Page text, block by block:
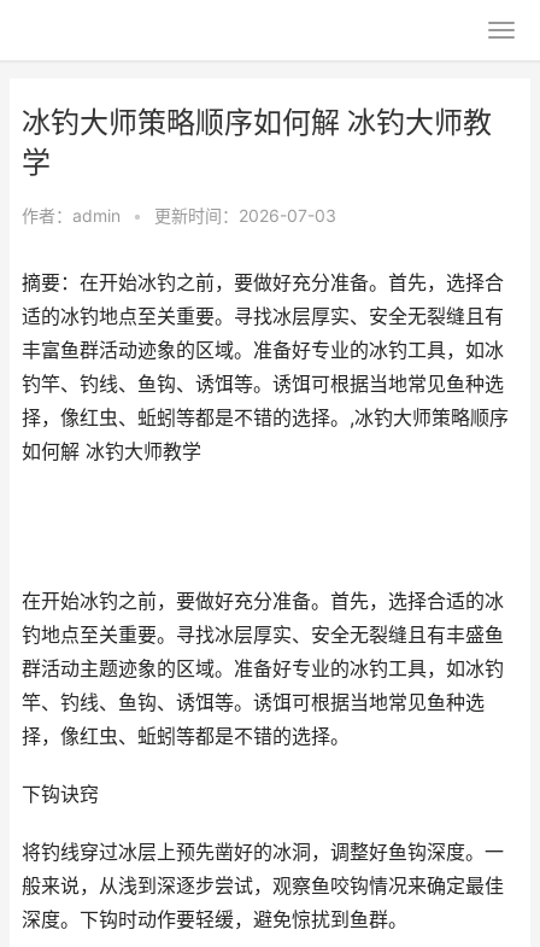
冰钓大师策略顺序如何解 冰钓大师教
学
作者： admin • 更新时间：2026-07-03
摘要：在开始冰钓之前，要做好充分准备。首先，选择合
适的冰钓地点至关重要。寻找冰层厚实、安全无裂缝且有
丰富鱼群活动迹象的区域。准备好专业的冰钓工具，如冰
钓竿、钓线、鱼钩、诱饵等。诱饵可根据当地常见鱼种选
择，像红虫、蚯蚓等都是不错的选择。,冰钓大师策略顺序
如何解 冰钓大师教学
在开始冰钓之前，要做好充分准备。首先，选择合适的冰
钓地点至关重要。寻找冰层厚实、安全无裂缝且有丰盛鱼
群活动主题迹象的区域。准备好专业的冰钓工具，如冰钓
竿、钓线、鱼钩、诱饵等。诱饵可根据当地常见鱼种选
择，像红虫、蚯蚓等都是不错的选择。
下钩诀窍
将钓线穿过冰层上预先凿好的冰洞，调整好鱼钩深度。一
般来说，从浅到深逐步尝试，观察鱼咬钩情况来确定最佳
深度。下钩时动作要轻缓，避免惊扰到鱼群。